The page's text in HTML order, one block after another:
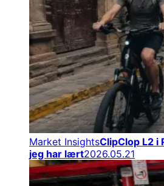
Market InsightsClipClop L2 i
jeg har lært2026.05.21